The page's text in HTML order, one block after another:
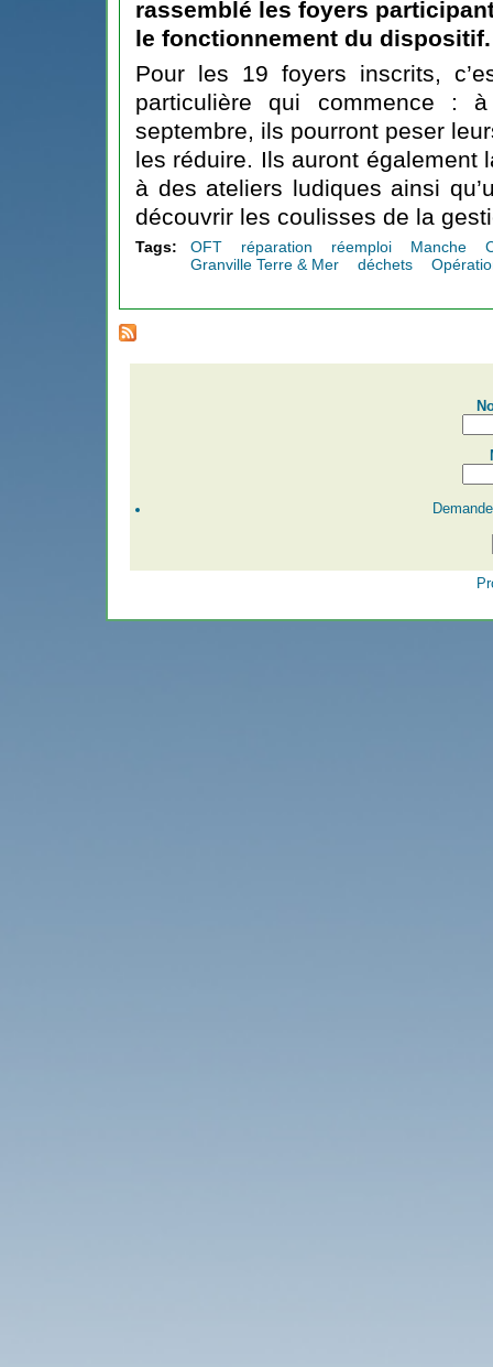
rassemblé les foyers
le fonctionnement du dispositif.
Pour les 19 foyers inscrits,
particulière qui commence :
septembre, ils pourront peser
les réduire. Ils auront également
à des ateliers ludiques ainsi
découvrir les coulisses de la
Tags: OFT réparation réemploi Manche
Granville Terre & Mer
déchets